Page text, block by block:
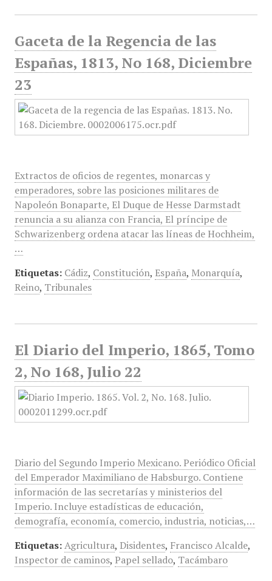
Gaceta de la Regencia de las
Españas, 1813, No 168, Diciembre
23
Extractos de oficios de regentes, monarcas y
emperadores, sobre las posiciones militares de
Napoleón Bonaparte, El Duque de Hesse Darmstadt
renuncia a su alianza con Francia, El príncipe de
Schwarizenberg ordena atacar las líneas de Hochheim,
…
Etiquetas: Cádiz, Constitución, España, Monarquía,
Reino, Tribunales
El Diario del Imperio, 1865, Tomo
2, No 168, Julio 22
Diario del Segundo Imperio Mexicano. Periódico Oficial
del Emperador Maximiliano de Habsburgo. Contiene
información de las secretarías y ministerios del
Imperio. Incluye estadísticas de educación,
demografía, economía, comercio, industria, noticias,…
Etiquetas: Agricultura, Disidentes, Francisco Alcalde,
Inspector de caminos, Papel sellado, Tacámbaro